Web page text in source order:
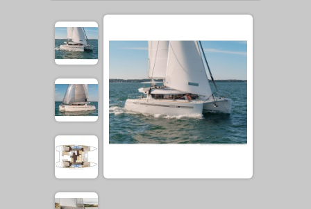
MOTORYACHT CHARTER
MARINAS